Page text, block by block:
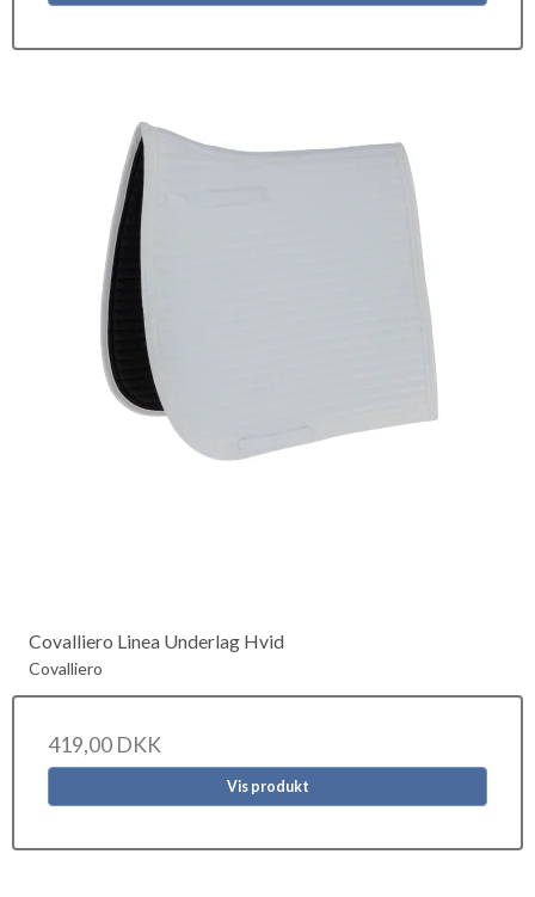
Covalliero Linea Underlag Hvid
Covalliero
419,00 DKK
Vis produkt